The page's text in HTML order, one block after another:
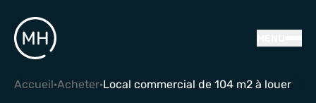
Accueil·Acheter·Local commercial de 104 m2 à louer